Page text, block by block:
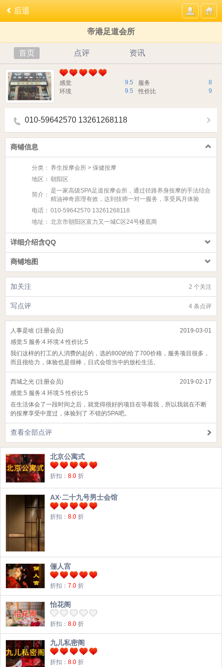
后退
帝港足道会所
首页 点评 资讯
9.5
感觉 8
服务
9.5
环境 9
性价比
010-59642570 13261268118
商铺信息
分类： 养生按摩会所 > 保健按摩
地区： 朝阳区
简介：
是一家高级SPA足道按摩会所，通过径路养身按摩的手法结合
精油神奇原理有效，达到技师一对一服务，享受风月体验
电话： 010-59642570 13261268118
地址： 北京市朝阳区富力又一城C区24号楼底商
详细介绍含QQ
商铺地图
2 个关注
加关注
4 条点评
写点评
2019-03-01
人事是啥 (注册会员)
感觉:5 服务:4 环境:4 性价比:5
我们这样的打工的人消费的起的，选的800的给了700价格，服务项目很多，
而且很给力，体验也是很棒，日式会馆当中的放松生活。
2019-02-17
西城之光 (注册会员)
感觉:5 服务:4 环境:5 性价比:5
在生活体会了一段时间之后，就觉得很好的项目在等着我，所以我就在不断
的按摩享受中度过，体验到了 不错的SPA吧。
查看全部点评
北京公寓式
折扣： 8.0 折
AX·二十九号男士会馆
折扣： 8.0 折
俪人宫
折扣： 7.0 折
怡花阁
折扣： 8.0 折
九儿私密阁
折扣： 8.0 折